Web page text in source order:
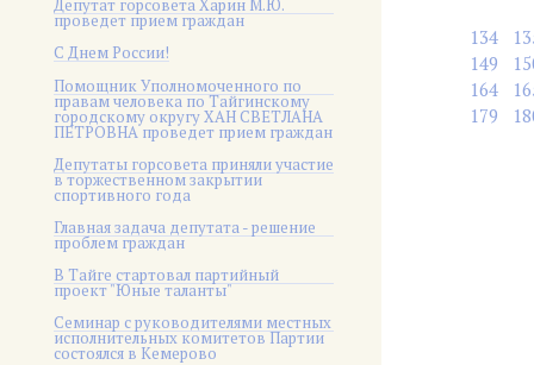
Депутат горсовета Харин М.Ю.
проведет прием граждан
С Днем России!
Помощник Уполномоченного по
правам человека по Тайгинскому
городскому округу ХАН СВЕТЛАНА
ПЕТРОВНА проведет прием граждан
Депутаты горсовета приняли участие
в торжественном закрытии
спортивного года
Главная задача депутата - решение
проблем граждан
В Тайге стартовал партийный
проект "Юные таланты"
Семинар с руководителями местных
исполнительных комитетов Партии
состоялся в Кемерово
134
149
164
179